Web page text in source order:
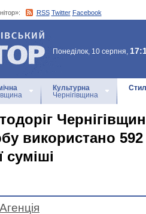
RSS Twitter Facebook
Понеділок, 10 серпня,
Культурна
Чернігівщина
використано
суміші
Агенцiя